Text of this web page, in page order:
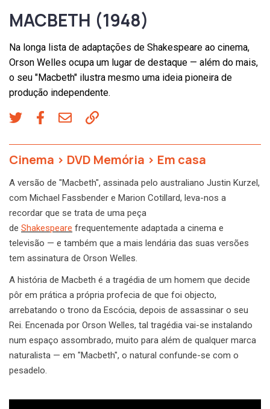
MACBETH (1948)
Na longa lista de adaptações de Shakespeare ao cinema,
Orson Welles ocupa um lugar de destaque — além do mais,
o seu "Macbeth" ilustra mesmo uma ideia pioneira de
produção independente.
Cinema > DVD Memória > Em casa
A versão de "Macbeth", assinada pelo australiano Justin Kurzel,
com Michael Fassbender e Marion Cotillard, leva-nos a
recordar que se trata de uma peça
de Shakespeare frequentemente adaptada a cinema e
televisão — e também que a mais lendária das suas versões
tem assinatura de Orson Welles.
A história de Macbeth é a tragédia de um homem que decide
pôr em prática a própria profecia de que foi objecto,
arrebatando o trono da Escócia, depois de assassinar o seu
Rei. Encenada por Orson Welles, tal tragédia vai-se instalando
num espaço assombrado, muito para além de qualquer marca
naturalista — em "Macbeth", o natural confunde-se com o
pesadelo.